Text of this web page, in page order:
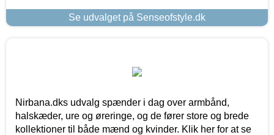
Se udvalget på Senseofstyle.dk
Nirbana.dks udvalg spænder i dag over armbånd,
halskæder, ure og øreringe, og de fører store og brede
kollektioner til både mænd og kvinder. Klik her for at se